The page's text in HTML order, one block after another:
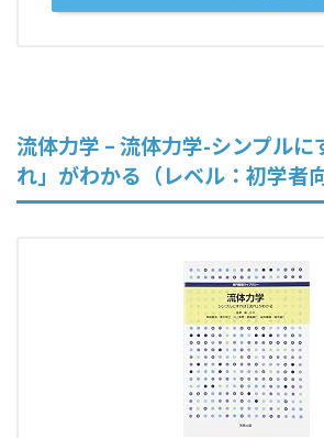
流体力学 – 流体力学-シンプルに
れ」がわかる（レベル：初学者向